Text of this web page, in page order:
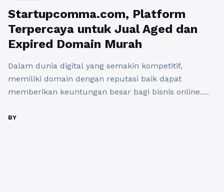
Startupcomma.com, Platform
Terpercaya untuk Jual Aged dan
Expired Domain Murah
Dalam dunia digital yang semakin kompetitif,
memiliki domain dengan reputasi baik dapat
memberikan keuntungan besar bagi bisnis online.
expired domain karena keunggulannya dalam SEO,
BY